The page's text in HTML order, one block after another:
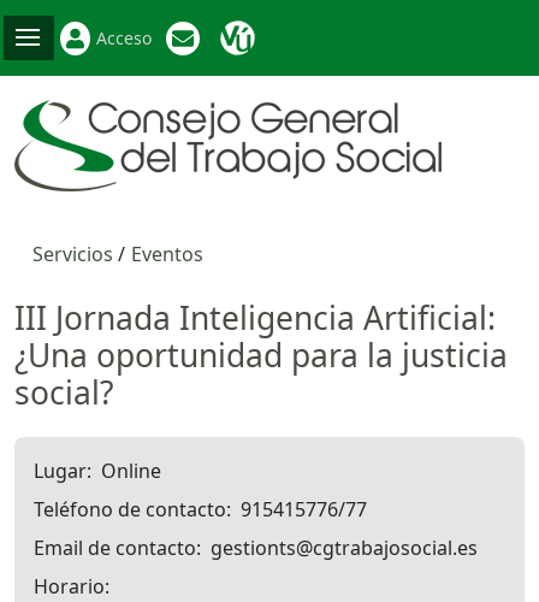
Acceso
Servicios Eventos
III Jornada Inteligencia Artificial:
¿Una oportunidad para la justicia
social?
Lugar Online
Teléfono de contacto 915415776/77
Email de contacto
gestionts@cgtrabajosocial.es
Horario